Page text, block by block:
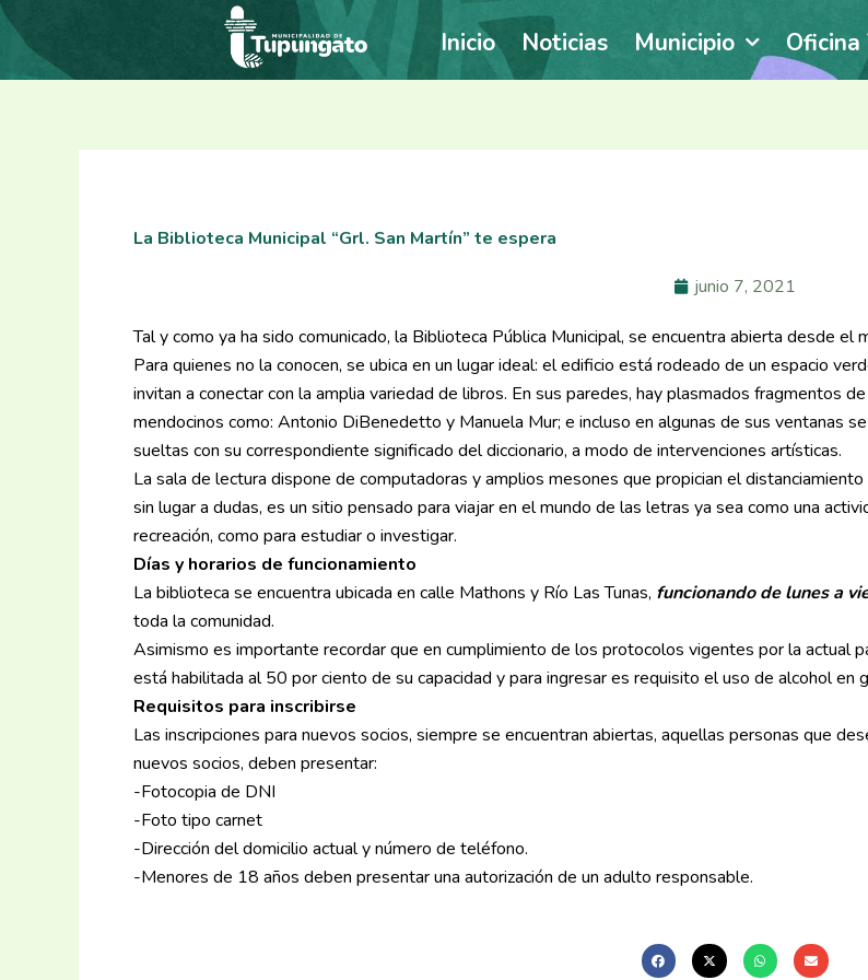
Ir
contenido
Inicio Noticias Municipio
La Biblioteca Municipal “Grl. San Martín” te espera
junio 7, 2021
Tal y como ya ha sido comunicado, la Biblioteca Pública Municipal, se encuentra abierta desde el
Para quienes no la conocen, se ubica en un lugar ideal: el edificio está rodeado de un espacio
invitan a conectar con la amplia variedad de libros. En sus paredes, hay plasmados fragmentos
mendocinos como: Antonio DiBenedetto y Manuela Mur; e incluso en algunas de sus ventanas
sueltas con su correspondiente significado del diccionario, a modo de intervenciones artísticas.
La sala de lectura dispone de computadoras y amplios mesones que propician el
sin lugar a dudas, es un sitio pensado para viajar en el mundo de las letras ya sea como una
recreación, como para estudiar o investigar.
Días y horarios de funcionamiento
La biblioteca se encuentra ubicada en calle Mathons y Río Las Tunas, funcionando de lunes a
toda la comunidad.
Asimismo es importante recordar que en cumplimiento de los protocolos vigentes por la actual
está habilitada al 50 por ciento de su capacidad y para ingresar es requisito el uso de alcohol en
Requisitos para inscribirse
Las inscripciones para nuevos socios, siempre se encuentran abiertas, aquellas personas que
nuevos socios, deben presentar:
-Fotocopia de DNI
-Foto tipo carnet
-Dirección del domicilio actual y número de teléfono.
-Menores de 18 años deben presentar una autorización de un adulto responsable.